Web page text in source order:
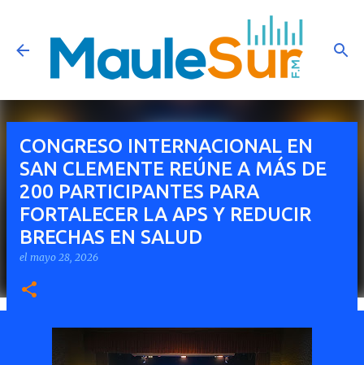
Ir al contenido principal
CONGRESO INTERNACIONAL EN
SAN CLEMENTE REÚNE A MÁS DE
200 PARTICIPANTES PARA
FORTALECER LA APS Y REDUCIR
BRECHAS EN SALUD
el mayo 28, 2026